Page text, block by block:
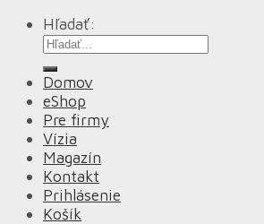
Hľadať:
Domov
eShop
Pre firmy
Vízia
Magazín
Kontakt
Prihlásenie
Košík